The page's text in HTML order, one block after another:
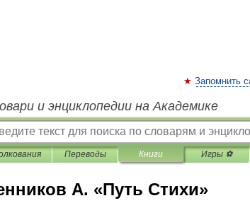
Запомнить
и энциклопедии на Академике
Переводы Книги Игры ⚽
А. «Путь Стихи»